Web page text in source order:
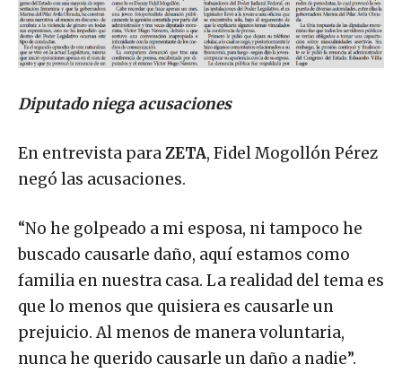
Diputado niega acusaciones
En entrevista paraZETA, Fidel Mogollón Pérez
negó las acusaciones.
“No he golpeado a mi esposa, ni tampoco he
buscado causarle daño, aquí estamos como
familia en nuestra casa. La realidad del tema es
que lo menos que quisiera es causarle un
prejuicio. Al menos de manera voluntaria,
nunca he querido causarle un daño a nadie”.